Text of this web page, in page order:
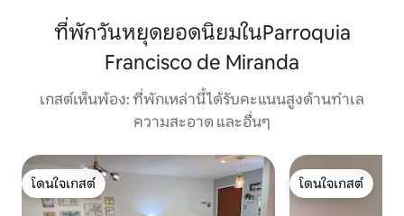
ที่พักวันหยุดยอดนิยมในParroquia
Francisco de Miranda
เกสต์เห็นพ้อง: ที่พักเหล่านี้ได้รับคะแนนสูงด้านทำเล
ความสะอาด และอื่นๆ
โดนใจเกสต์
โดนใจเกสต์
โดนใจเกสต์
โดนใจเกสต์